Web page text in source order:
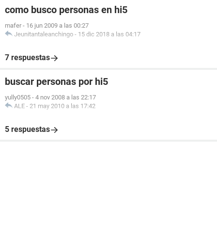
como busco personas en hi5
mafer - 16 jun 2009 a las 00:27
Jeunitantaleanchingo - 15 dic 2018 a las 04:17
7 respuestas
buscar personas por hi5
yully0505 - 4 nov 2008 a las 22:17
ALE - 21 may 2010 a las 17:42
5 respuestas